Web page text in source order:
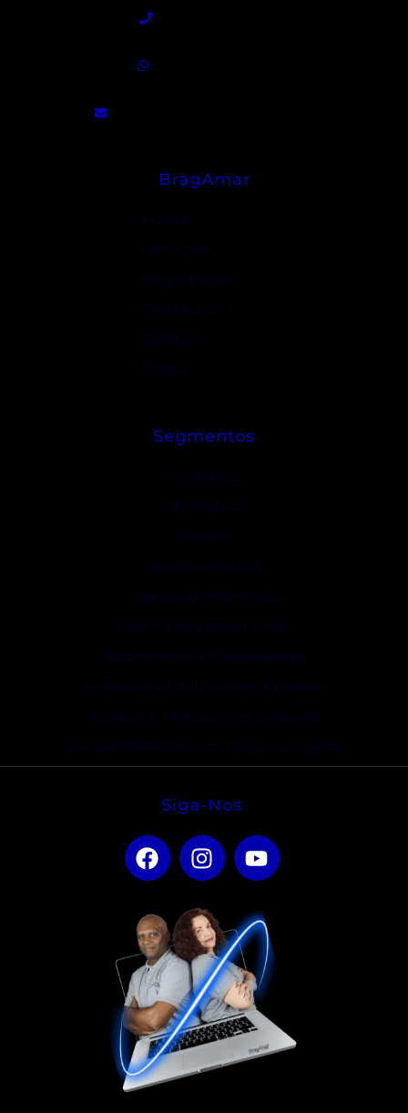
BragAmar
Home
Serviços
Segmentos
Conteúdo
Contato
Sobre
Segmentos
Youtubers
Infoprodutor
Afiliados
Serviços ONLINE
Agência de Marketing
Agência de Lançamentos
Ecommerce e Dropshipping
Profissionais Autonômos e Liberais
Clínicas e Profissionais de Saúde
Contabilidade Serviços Digitais em geral
Siga-Nos